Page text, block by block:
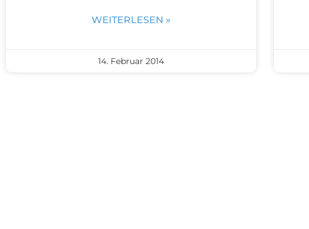
WEITERLESEN »
14. Februar 2014